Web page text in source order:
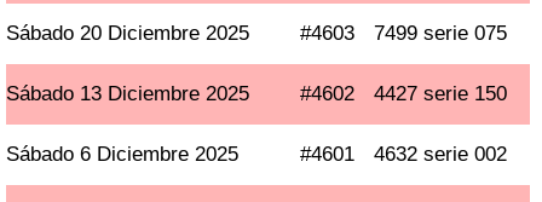
Sábado 20 Diciembre 2025 #4603 7499 serie 075
Sábado 13 Diciembre 2025 #4602 4427 serie 150
Sábado 6 Diciembre 2025 #4601 4632 serie 002